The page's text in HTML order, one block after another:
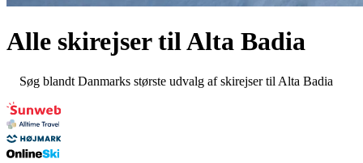
Alle skirejser tilAlta Badia
Søg blandt Danmarks største udvalg af skirejser til Alta Badia